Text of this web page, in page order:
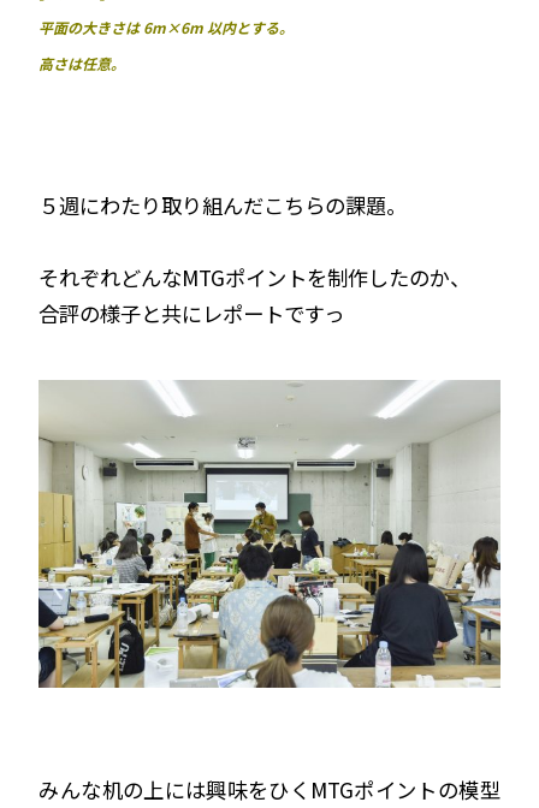
平面の大きさは 6m×6m 以内とする。
高さは任意。
５週にわたり取り組んだこちらの課題。
それぞれどんなMTGポイントを制作したのか、
合評の様子と共にレポートですっ
みんな机の上には興味をひくMTGポイントの模型